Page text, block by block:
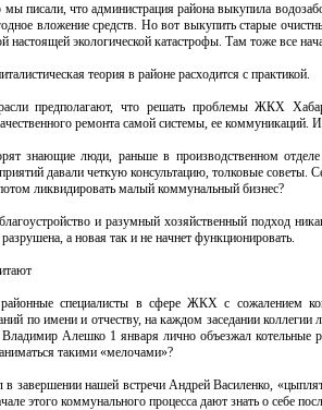
мы писали, что администрация района выкупила
вложение средств. Но вот выкупить старые
настоящей экологической катастрофы. Там тоже все
теория в районе расходится с практикой.
предполагают, что решать проблемы ЖКХ
ремонта самой системы, ее коммуникаций.
знающие люди, раньше в производственном
давали четкую консультацию, толковые
ликвидировать малый коммунальный бизнес?
и разумный хозяйственный подход
а новая так и не начнет функционировать.
специалисты в сфере ЖКХ с сожалением
по имени и отчеству, на каждом заседании
Владимир Алешко 1 января лично объезжал котельные
такими «мелочами»?
в завершении нашей встречи Андрей Василенко,
этого коммунального процесса дают знать о себе